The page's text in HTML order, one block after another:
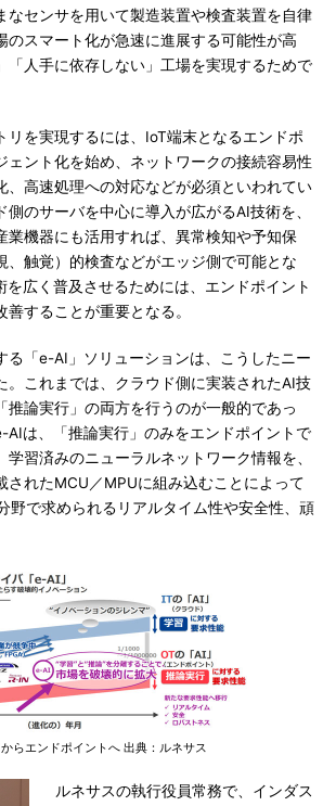
なセンサを用いて製造装置や検査装置を自律
のスマート化が急速に進展する可能性が高
「人手に依存しない」工場を実現するためで
を実現するには、IoT端末となるエンドポ
ェント化を始め、ネットワークの接続容易性
、高速処理への対応などが必須といわれてい
側のサーバを中心に導入が広がるAI技術を、
業機器にも活用すれば、異常検知や予知保
、触覚）的検査などがエッジ側で可能とな
を広く普及させるためには、エンドポイント
することが重要となる。
「e-AI」ソリューションは、こうしたニー
。これまでは、クラウド側に実装されたAI技
推論実行」の両方を行うのが一般的であっ
AIは、「推論実行」のみをエンドポイントで
学習済みのニューラルネットワーク情報を、
されたMCU／MPUに組み込むことによって
野で求められるリアルタイム性や安全性、頑
らエンドポイントへ 出典：ルネサス
ルネサスの執行役員常務で、インダス